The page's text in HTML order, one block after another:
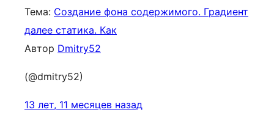
Тема: Создание фона содержимого. Градиент
далее статика. Как
Автор Dmitry52
(@dmitry52)
13 лет, 11 месяцев назад